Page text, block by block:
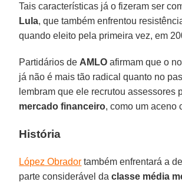
Tais características já o fizeram ser
Lula, que também enfrentou
quando eleito pela primeira vez, em
Partidários de AMLO afirmam que o
já não é mais tão radical quanto no
lembram que ele recrutou assessores
mercado financeiro, como um aceno
História
López Obrador também enfrentará a
parte considerável daclasse média